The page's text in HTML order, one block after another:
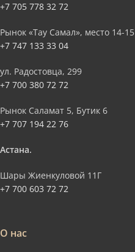
+7 705 778 32 72
Рынок «Тау Самал», место 14-15
+7 747 133 33 04
ул. Радостовца, 299
+7 700 380 72 72
Рынок Саламат 5, Бутик 6
+7 707 194 22 76
Астана.
Шары Жиенкуловой 11Г
+7 700 603 72 72
О нас